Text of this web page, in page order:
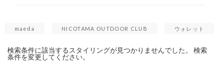
maeda NICOTAMA OUTDOOR CLUB ウォレット
検索条件に該当するスタイリングが見つかりませんでした。 検索
条件を変更してください。